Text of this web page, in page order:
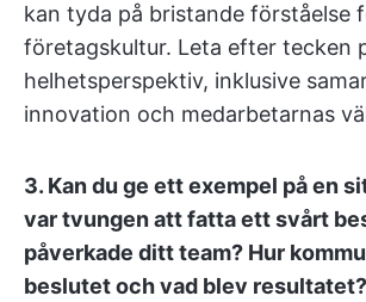
kan tyda på bristande förståelse
företagskultur. Leta efter tecken
helhetsperspektiv, inklusive
innovation och medarbetarnas
3. Kan du ge ett exempel på en
var tvungen att fatta ett svårt
påverkade ditt team? Hur
beslutet och vad blev resultatet?